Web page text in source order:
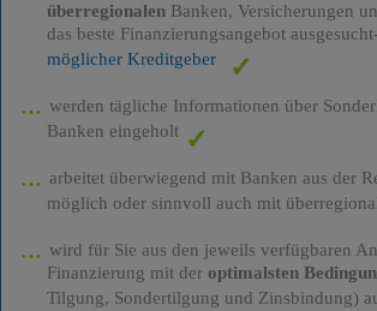
überregionalenBanken, Versicherungen
das beste Finanzierungsangebot
möglicher Kreditgeber
werden tägliche Informationen über
Banken eingeholt
arbeitet überwiegend mit Banken aus der
möglich oder sinnvoll auch mit
wird für Sie aus den jeweils verfügbaren
Finanzierung mit der optimalsten
Tilgung, Sondertilgung und Zinsbindung)